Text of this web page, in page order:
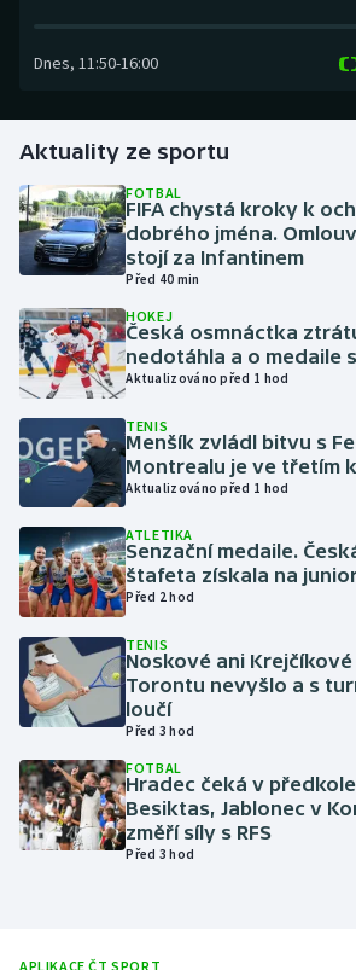
Golf
Gymnastika
Házená
Jezdectví
Judo
Krasobruslení
Lezení
Lyže a snowboard
Moderní pětiboj
Motorsport
Olympijské hry
Parasport
Plavání
Dnes, 11:50-16:00
Aktuality ze sportu
FOTBAL
FIFA chystá kroky k
dobrého jména.
stojí za Infantinem
Před 40 min
HOKEJ
Česká osmnáctka
nedotáhla a o medaile
Aktualizováno před 1 hod
TENIS
Menšík zvládl bitvu s
Montrealu je ve třetím
Aktualizováno před 1 hod
ATLETIKA
Senzační medaile.
štafeta získala na
Před 2 hod
TENIS
Noskové ani
Torontu nevyšlo a s
loučí
Před 3 hod
FOTBAL
Hradec čeká v
Besiktas, Jablonec v
změří síly s RFS
Před 3 hod
APLIKACE ČT SPORT